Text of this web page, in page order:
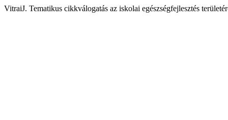
VitraiJ. Tematikus cikkválogatás az iskolai egészségfejlesztés